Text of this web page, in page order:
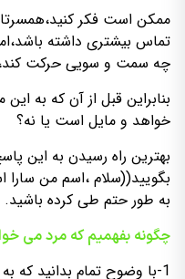
ممکن است فکر
تماس بیشتری داشته
چه سمت و سویی حرکت کند،
بنابراین قبل از آن که به
خواهد و مایل است یا نه؟
بهترین راه رسیدن به این
بگویید((سلام ،اسم من سارا
به طور حتم طی کرده باشید.
چگونه بفهمیم که مرد می
1-با وضوح تمام بدانید که به دنبال چه خوصوصیات و ویژگی هایی در همسر آینده تان هستید. یک فهرست تفاهم درست کنید.